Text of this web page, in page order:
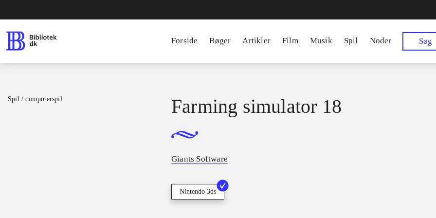
Forside Bøger Artikler Film Musik Spil Noder Søg
Spil / computerspil Farming simulator 18
Giants Software
Nintendo 3ds